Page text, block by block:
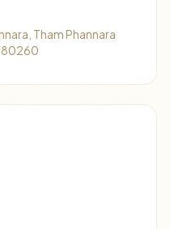
Tham Phannara
80260